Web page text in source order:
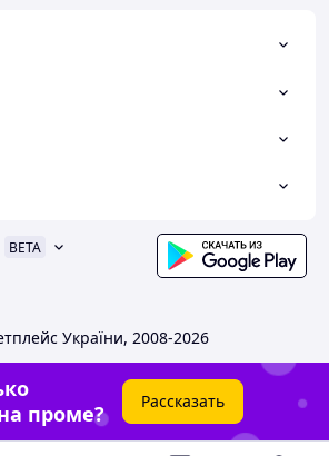
BETA
України, 2008-2026
проме?
Рассказать